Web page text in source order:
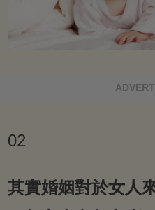
02
其實婚姻對於女人